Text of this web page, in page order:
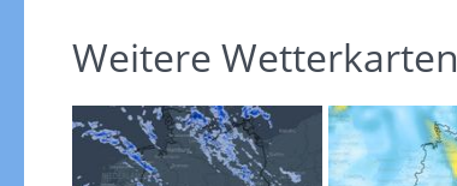
Weitere Wetterkarten